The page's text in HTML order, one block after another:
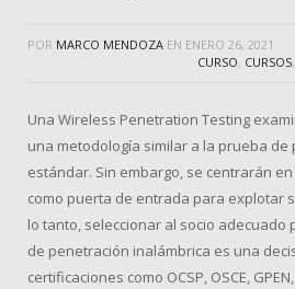
POR MARCO MENDOZA EN ENERO 26, 2021
CURSO, CURSOS,
Una Wireless Penetration Testing
una metodología similar a la prueba de
estándar. Sin embargo, se centrarán
como puerta de entrada para explotar
lo tanto, seleccionar al socio
de penetración inalámbrica es una
certificaciones como OCSP, OSCE, GPEN,